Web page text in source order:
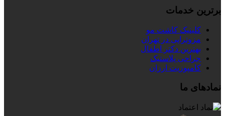
برترین خدمات
کلینیک کاشت مو
مزوتراپی در تهران
بهترین دکتر اطفال
جراحی پلاستیک
کامپوزیت ارزان
نمادهای ما